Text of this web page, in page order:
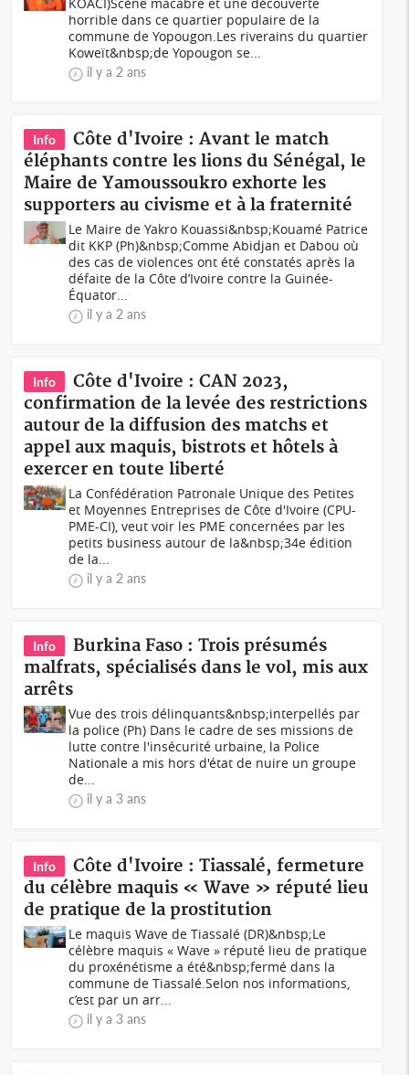
horrible dans ce quartier populaire de la
commune de Yopougon.Les riverains du quartier
Koweït&nbsp;de Yopougon se...
il y a 2 ans
Info
Côte d'Ivoire : Avant le match
éléphants contre les lions du Sénégal, le
Maire de Yamoussoukro exhorte les
supporters au civisme et à la fraternité
Le Maire de Yakro Kouassi&nbsp;Kouamé Patrice
dit KKP (Ph)&nbsp;Comme Abidjan et Dabou où
des cas de violences ont été constatés après la
défaite de la Côte d’Ivoire contre la Guinée-
Équator...
il y a 2 ans
Info
Côte d'Ivoire : CAN 2023,
confirmation de la levée des restrictions
autour de la diffusion des matchs et
appel aux maquis, bistrots et hôtels à
exercer en toute liberté
La Confédération Patronale Unique des Petites
et Moyennes Entreprises de Côte d'Ivoire (CPU-
PME-CI), veut voir les PME concernées par les
petits business autour de la&nbsp;34e édition
de la...
il y a 2 ans
Info
Burkina Faso : Trois présumés
malfrats, spécialisés dans le vol, mis aux
arrêts
Vue des trois délinquants&nbsp;interpellés par
la police (Ph) Dans le cadre de ses missions de
lutte contre l'insécurité urbaine, la Police
Nationale a mis hors d'état de nuire un groupe
de...
il y a 3 ans
Info
Côte d'Ivoire : Tiassalé, fermeture
du célèbre maquis « Wave » réputé lieu
de pratique de la prostitution
Le maquis Wave de Tiassalé (DR)&nbsp; Le
célèbre maquis « Wave » réputé lieu de pratique
du proxénétisme a été&nbsp;fermé dans la
commune de Tiassalé.Selon nos informations,
c’est par un arr...
il y a 3 ans